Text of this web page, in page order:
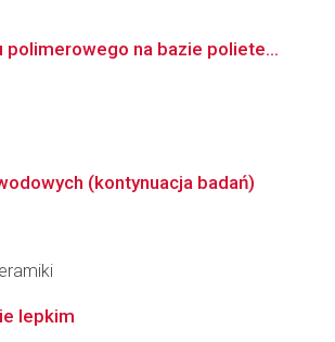
na bazie poliete...
(kontynuacja badań)
lepkim